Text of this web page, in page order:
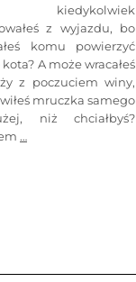
z wyjazdu, bo
komu powierzyć
A może wracałeś
z poczuciem winy,
mruczka samego
niż chciałbyś?
…